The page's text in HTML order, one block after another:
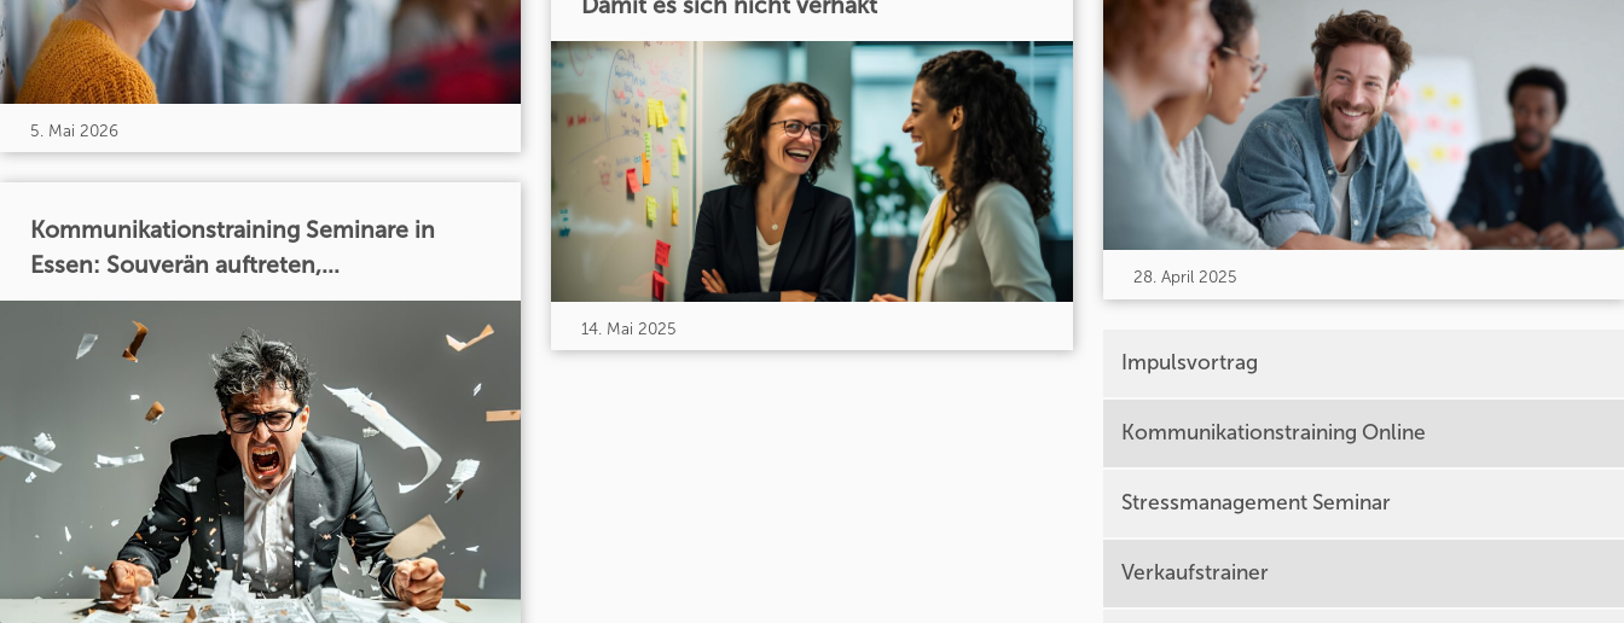
5. Mai 2026
Kommunikationstraining Seminare in
Essen: Souverän auftreten,...
Damit es sich nicht verhakt
14. Mai 2025
28. April 2025
Impulsvortrag
Kommunikationstraining Online
Stressmanagement Seminar
Verkaufstrainer